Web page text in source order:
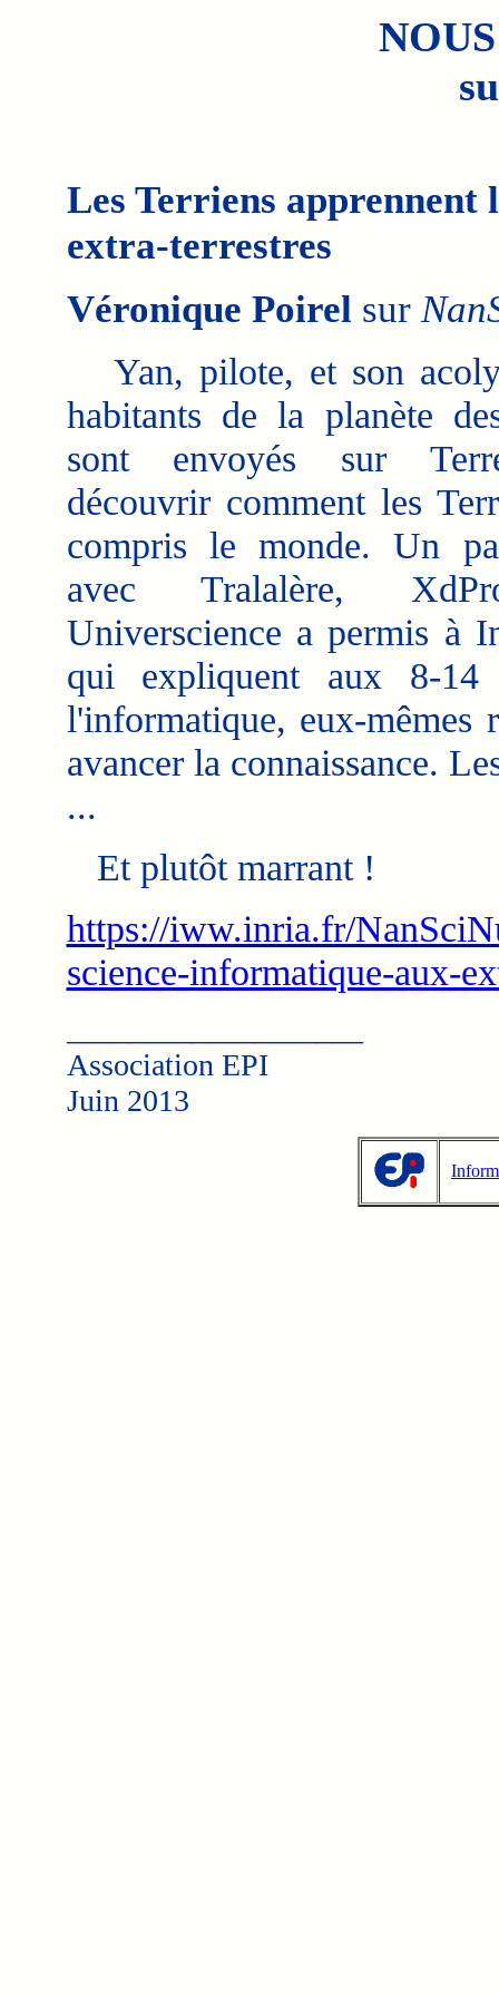
Les Terriens apprennent
extra-terrestres
Véronique Poirelsur
Yan, pilote, et son
habitants de la planète
sont envoyés sur
découvrir comment les
compris le monde. Un
avec Tralalère,
Universcience a permis à
qui expliquent aux 8-14
l'informatique, eux-mêmes
avancer la connaissance.
...
Et plutôt marrant !
https://iww.inria.fr/
science-informatique-aux-
Association EPI
Juin 2013